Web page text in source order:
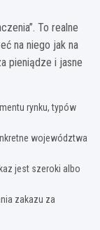
To realne
na niego jak na
pieniądze i jasne
rynku, typów
województwa
jest szeroki albo
zakazu za